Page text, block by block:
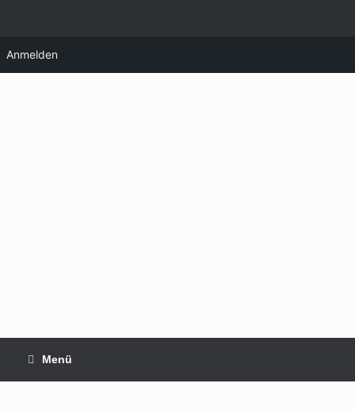
Menü
Anmelden